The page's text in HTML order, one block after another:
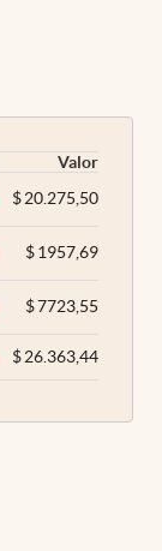
Valor
$20.275,50
$1957,69
$7723,55
$26.363,44